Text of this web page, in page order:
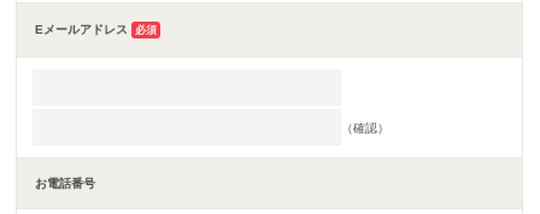
Eメールアドレス 必須
（確認）
お電話番号